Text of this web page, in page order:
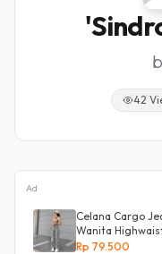
42
Ad
Celana Cargo
Wanita
Loose
Rp 79.500